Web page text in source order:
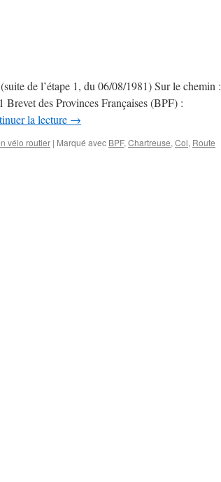
de l’étape 1, du 06/08/1981) Sur le chemin :
des Provinces Françaises (BPF) :
la lecture →
vélo routier | Marqué avec BPF, Chartreuse, Col, Route